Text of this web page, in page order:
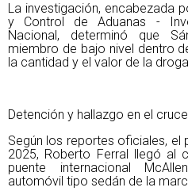
La investigación, encabezada
y Control de Aduanas -
Nacional, determinó que
miembro de bajo nivel dentro
la cantidad y el valor de la
Detención y hallazgo en el
Según los reportes oficiales,
2025, Roberto Ferral llegó al
puente internacional
automóvil tipo sedán de la